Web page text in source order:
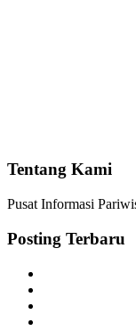
Tentang Kami
Pusat Informasi
Posting Terbaru